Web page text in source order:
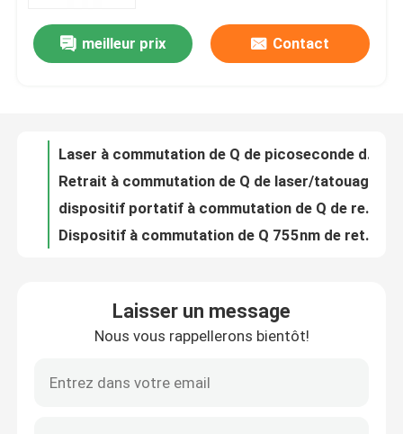
Vidéos
Au sujet de nous
Contrôle de qualité
Contactez-nous
meilleur prix Contact
600W 755 808 1064 constantes triples d'enlèvement de pilosité faciale de laser Epilation de longueur d'onde de diode
Laser à commutation de Q de picoseconde de la machine de retrait de tatouage de laser de ND Yag/1064nm 532nm
dispositif portatif à commutation de Q de retrait de tatouage du laser 110V de ND YAG de la longue impulsion 700mj
Dispositif à commutation de Q 755nm de retrait de tatouage du laser 1064nm 532nm Picolaser de Ndyag
Laisser un message
Nous vous rappellerons bientôt!